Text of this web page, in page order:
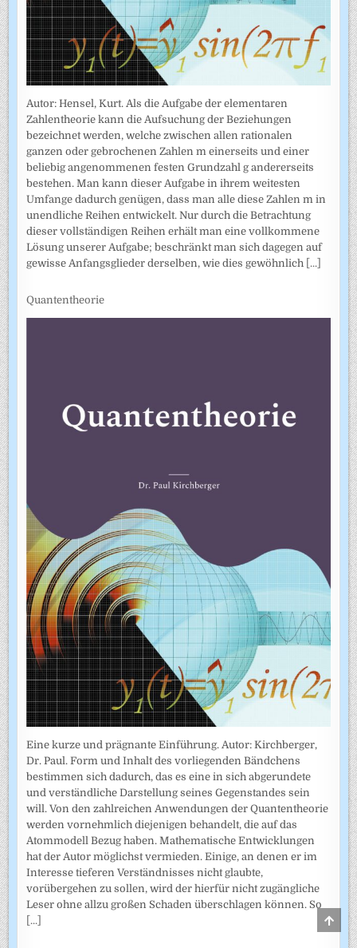
Autor: Hensel, Kurt. Als die Aufgabe der elementaren
Zahlentheorie kann die Aufsuchung der Beziehungen
bezeichnet werden, welche zwischen allen rationalen
ganzen oder gebrochenen Zahlen m einerseits und einer
beliebig angenommenen festen Grundzahl g andererseits
bestehen. Man kann dieser Aufgabe in ihrem weitesten
Umfange dadurch genügen, dass man alle diese Zahlen m in
unendliche Reihen entwickelt. Nur durch die Betrachtung
dieser vollständigen Reihen erhält man eine vollkommene
Lösung unserer Aufgabe; beschränkt man sich dagegen auf
gewisse Anfangsglieder derselben, wie dies gewöhnlich [...]
Quantentheorie
Eine kurze und prägnante Einführung. Autor: Kirchberger,
Dr. Paul. Form und Inhalt des vorliegenden Bändchens
bestimmen sich dadurch, das es eine in sich abgerundete
und verständliche Darstellung seines Gegenstandes sein
will. Von den zahlreichen Anwendungen der Quantentheorie
werden vornehmlich diejenigen behandelt, die auf das
Atommodell Bezug haben. Mathematische Entwicklungen
hat der Autor möglichst vermieden. Einige, an denen er im
Interesse tieferen Verständnisses nicht glaubte,
vorübergehen zu sollen, wird der hierfür nicht zugängliche
Leser ohne allzu großen Schaden überschlagen können. So
[...]
TO
TOP